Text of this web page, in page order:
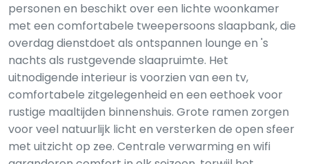
personen en beschikt over een lichte woonkamer
met een comfortabele tweepersoons slaapbank, die
overdag dienstdoet als ontspannen lounge en 's
nachts als rustgevende slaapruimte. Het
uitnodigende interieur is voorzien van een tv,
comfortabele zitgelegenheid en een eethoek voor
rustige maaltijden binnenshuis. Grote ramen zorgen
voor veel natuurlijk licht en versterken de open sfeer
met uitzicht op zee. Centrale verwarming en wifi